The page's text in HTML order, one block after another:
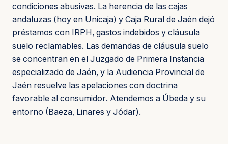
condiciones abusivas. La herencia de las cajas
andaluzas (hoy en Unicaja) y Caja Rural de Jaén dejó
préstamos con IRPH, gastos indebidos y cláusula
suelo reclamables. Las demandas de cláusula suelo
se concentran en el Juzgado de Primera Instancia
especializado de Jaén, y la Audiencia Provincial de
Jaén resuelve las apelaciones con doctrina
favorable al consumidor. Atendemos a Úbeda y su
entorno (Baeza, Linares y Jódar).